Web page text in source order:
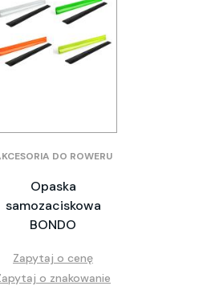
DO ROWERU
Opaska
samozaciskowa
BONDO
Zapytaj o cenę
o znakowanie